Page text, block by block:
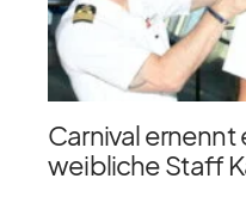
Carnival
weibliche Staff